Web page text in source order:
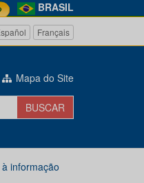
BRASIL
Français
Mapa do Site
informação